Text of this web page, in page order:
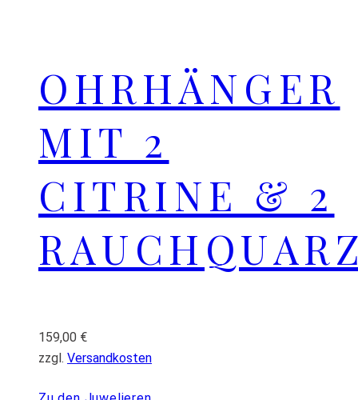
OHRHÄNGER
MIT 2
CITRINE & 2
159,00 €
zzgl. Versandkosten